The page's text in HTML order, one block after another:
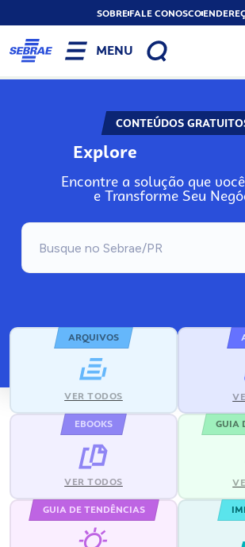
SOBREFALE CONOSCO
MENU
CONTEÚDOS
Explore
Encontre a solução que
e Transforme Seu
ARQUIVOS
VER TODOS
EBOOKS
VER TODOS
GUIA
GUIA DE TENDÊNCIAS